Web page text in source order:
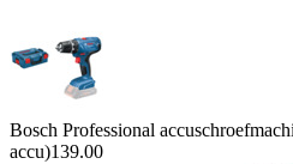
Bosch Professional
accu)139.00